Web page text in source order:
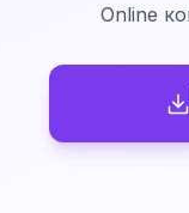
Online